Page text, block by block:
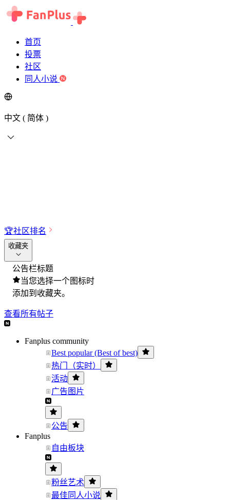
首页
投票
社区
同人小说
中文 ( 简体 )
🏆社区排名
收藏夹
公告栏标题
当您选择一个图标时
添加到收藏夹。
查看所有帖子
Fanplus community
Best popular (Best of best)
热门（实时）
活动
广告图片
公告
Fanplus
自由板块
粉丝艺术
最佳同人小说